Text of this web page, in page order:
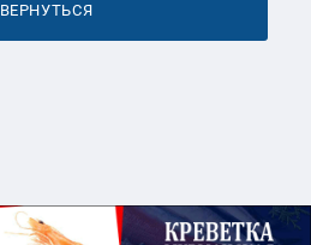
ВЕРНУТЬСЯ